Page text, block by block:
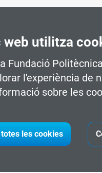
web utilitza
Fundació
l'experiència de
sobre les
les cookies
de
públics. També
industrials i el pas clau
Deep Tech
el canvas d'escalat